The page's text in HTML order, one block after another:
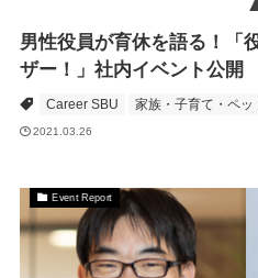
男性役員が育休を語る！「
ザー！」社内イベント公開
Career SBU 家族・子育て・ペッ
2021.03.26
Event Report